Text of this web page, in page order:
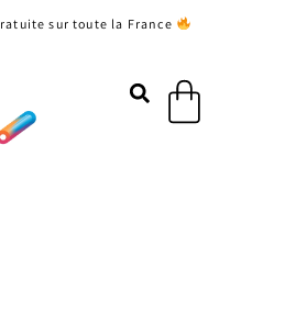
sur toute la France
Panier